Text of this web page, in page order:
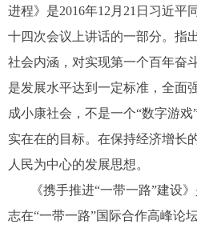
进程》是2016年12月21日习近平
十四次会议上讲话的一部分。指
社会内涵，对实现第一个百年奋
是发展水平达到一定标准，全面
成小康社会，不是一个“数字游
实在在的目标。在保持经济增长
人民为中心的发展思想。
《携手推进“一带一路”建设
志在“一带一路”国际合作高峰论